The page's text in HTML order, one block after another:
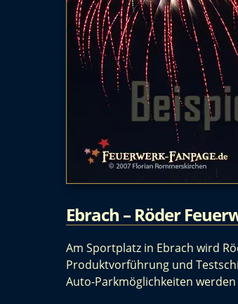
Ebrach – Röder
Am Sportplatz in Ebrach wird
Produktvorführung und
Auto-Parkmöglichkeiten